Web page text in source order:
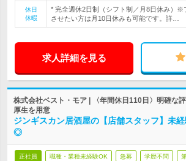
休日
休暇
* 完全週休2日制（シフト制／月8日休み）※
させたい方は月10日休みも可能です。詳…
求人詳細を見る
株式会社ベスト・モア | 〈年間休日110日〉明確な
厚生を用意
ジンギスカン居酒屋の【店舗スタッフ】未
◎
正社員 職種・業種未経験OK 急募 学歴不問